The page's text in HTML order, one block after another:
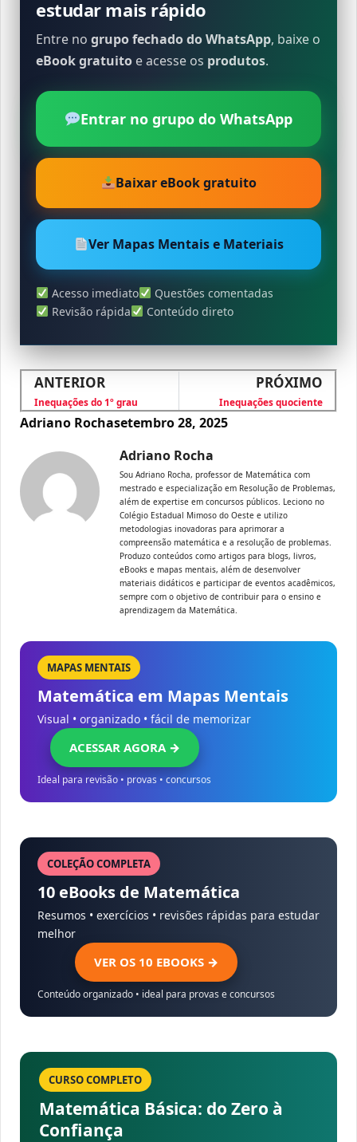
estudar mais rápido
Entre no grupo fechado do WhatsApp, baixe o
eBook gratuito e acesse os produtos.
Entrar no grupo do WhatsApp
Baixar eBook gratuito
Ver Mapas Mentais e Materiais
Acesso imediato
Questões comentadas
Revisão rápida
Conteúdo direto
ANTERIOR
Inequações do 1º grau
PRÓXIMO
Inequações quociente
Adriano Rochasetembro 28, 2025
Adriano Rocha
Sou Adriano Rocha, professor de Matemática com
mestrado e especialização em Resolução de Problemas,
além de expertise em concursos públicos. Leciono no
Colégio Estadual Mimoso do Oeste e utilizo
metodologias inovadoras para aprimorar a
compreensão matemática e a resolução de problemas.
Produzo conteúdos como artigos para blogs, livros,
eBooks e mapas mentais, além de desenvolver
materiais didáticos e participar de eventos acadêmicos,
sempre com o objetivo de contribuir para o ensino e
aprendizagem da Matemática.
MAPAS MENTAIS
Matemática em Mapas Mentais
Visual • organizado • fácil de memorizar
ACESSAR AGORA →
Ideal para revisão • provas • concursos
COLEÇÃO COMPLETA
10 eBooks de Matemática
Resumos • exercícios • revisões rápidas para estudar
melhor
VER OS 10 EBOOKS →
Conteúdo organizado • ideal para provas e concursos
CURSO COMPLETO
Matemática Básica: do Zero à
Confiança